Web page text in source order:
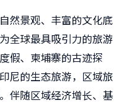
然景观、丰富的文化底
全球最具吸引力的旅游
假、柬埔寨的古迹探
尼的生态旅游，区域旅
伴随区域经济增长、基